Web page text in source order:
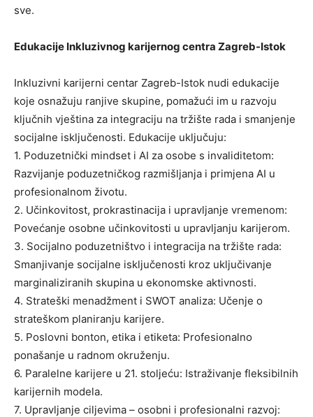
sve.
Edukacije Inkluzivnog karijernog centra Zagreb-Istok
Inkluzivni karijerni centar Zagreb-Istok nudi edukacije
koje osnažuju ranjive skupine, pomažući im u razvoju
ključnih vještina za integraciju na tržište rada i smanjenje
socijalne isključenosti. Edukacije uključuju:
1. Poduzetnički mindset i AI za osobe s invaliditetom:
Razvijanje poduzetničkog razmišljanja i primjena AI u
profesionalnom životu.
2. Učinkovitost, prokrastinacija i upravljanje vremenom:
Povećanje osobne učinkovitosti u upravljanju karijerom.
3. Socijalno poduzetništvo i integracija na tržište rada:
Smanjivanje socijalne isključenosti kroz uključivanje
marginaliziranih skupina u ekonomske aktivnosti.
4. Strateški menadžment i SWOT analiza: Učenje o
strateškom planiranju karijere.
5. Poslovni bonton, etika i etiketa: Profesionalno
ponašanje u radnom okruženju.
6. Paralelne karijere u 21. stoljeću: Istraživanje fleksibilnih
karijernih modela.
7. Upravljanje ciljevima – osobni i profesionalni razvoj: